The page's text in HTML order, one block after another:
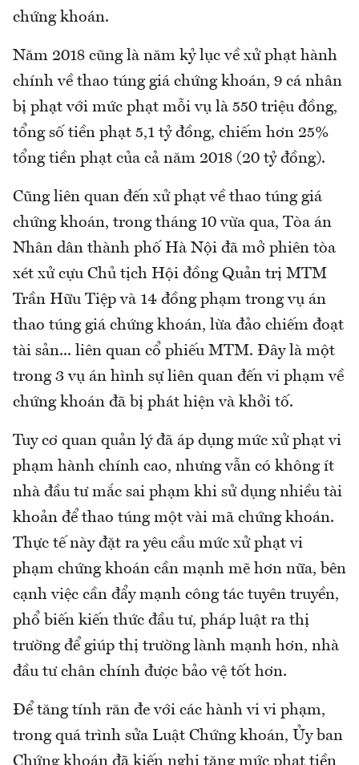
chứng khoán.
Năm 2018 cũng là năm kỷ lục về xử phạt hành
chính về thao túng giá chứng khoán, 9 cá nhân
bị phạt với mức phạt mỗi vụ là 550 triệu đồng,
tổng số tiền phạt 5,1 tỷ đồng, chiếm hơn 25%
tổng tiền phạt của cả năm 2018 (20 tỷ đồng).
Cũng liên quan đến xử phạt về thao túng giá
chứng khoán, trong tháng 10 vừa qua, Tòa án
Nhân dân thành phố Hà Nội đã mở phiên tòa
xét xử cựu Chủ tịch Hội đồng Quản trị MTM
Trần Hữu Tiệp và 14 đồng phạm trong vụ án
thao túng giá chứng khoán, lừa đảo chiếm đoạt
tài sản... liên quan cổ phiếu MTM. Đây là một
trong 3 vụ án hình sự liên quan đến vi phạm về
chứng khoán đã bị phát hiện và khởi tố.
Tuy cơ quan quản lý đã áp dụng mức xử phạt vi
phạm hành chính cao, nhưng vẫn có không ít
nhà đầu tư mắc sai phạm khi sử dụng nhiều tài
khoản để thao túng một vài mã chứng khoán.
Thực tế này đặt ra yêu cầu mức xử phạt vi
phạm chứng khoán cần mạnh mẽ hơn nữa, bên
cạnh việc cần đẩy mạnh công tác tuyên truyền,
phổ biến kiến thức đầu tư, pháp luật ra thị
trường để giúp thị trường lành mạnh hơn, nhà
đầu tư chân chính được bảo vệ tốt hơn.
Để tăng tính răn đe với các hành vi vi phạm,
trong quá trình sửa Luật Chứng khoán, Ủy ban